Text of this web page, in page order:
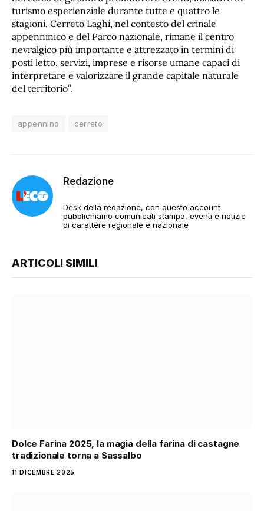
turismo esperienziale durante tutte e quattro le
stagioni. Cerreto Laghi, nel contesto del crinale
appenninico e del Parco nazionale, rimane il centro
nevralgico più importante e attrezzato in termini di
posti letto, servizi, imprese e risorse umane capaci di
interpretare e valorizzare il grande capitale naturale
del territorio”.
appennino cerreto
Redazione
Desk della redazione, con questo account
pubblichiamo comunicati stampa, eventi e notizie
di carattere regionale e nazionale
ARTICOLI SIMILI
Dolce Farina 2025, la magia della farina di castagne
tradizionale torna a Sassalbo
11 DICEMBRE 2025